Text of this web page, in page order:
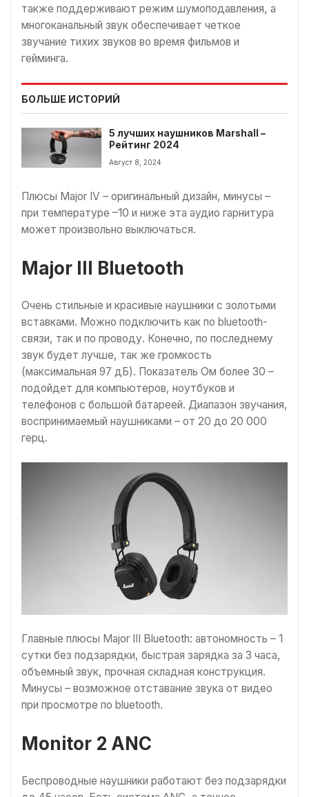
также поддерживают режим шумоподавления, а
многоканальный звук обеспечивает четкое
звучание тихих звуков во время фильмов и
гейминга.
БОЛЬШЕ ИСТОРИЙ
5 лучших наушников Marshall –
Рейтинг 2024
Август 8, 2024
Плюсы Major IV – оригинальный дизайн, минусы –
при температуре –10 и ниже эта аудио гарнитура
может произвольно выключаться.
Major III Bluetooth
Очень стильные и красивые наушники с золотыми
вставками. Можно подключить как по bluetooth-
связи, так и по проводу. Конечно, по последнему
звук будет лучше, так же громкость
(максимальная 97 дБ). Показатель Ом более 30 –
подойдет для компьютеров, ноутбуков и
телефонов с большой батареей. Диапазон звучания,
воспринимаемый наушниками – от 20 до 20 000
герц.
Главные плюсы Major III Bluetooth: автономность – 1
сутки без подзарядки, быстрая зарядка за 3 часа,
объемный звук, прочная складная конструкция.
Минусы – возможное отставание звука от видео
при просмотре по bluetooth.
Monitor 2 ANC
Беспроводные наушники работают без подзарядки